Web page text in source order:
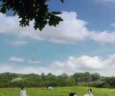
EXPEDIENTE
FINALIZAR COMPRA
HOME
LANÇAMENTOS